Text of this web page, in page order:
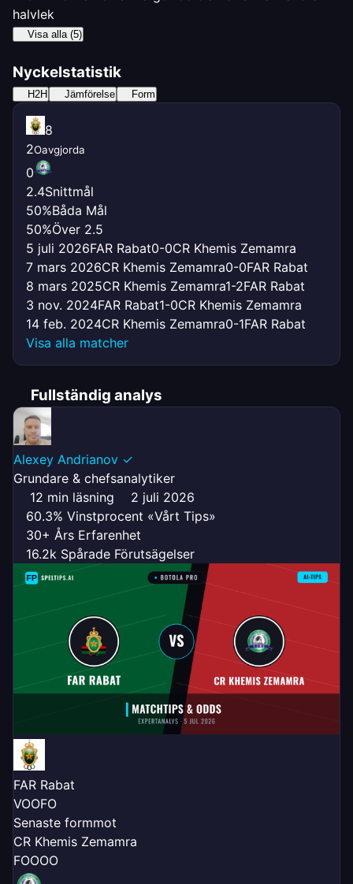
halvlek
Visa alla (5)
Nyckelstatistik
H2H Jämförelse Form
8
2Oavgjorda
0
2.4Snittmål
50%Båda Mål
50%Över 2.5
5 juli 2026FAR Rabat0-0CR Khemis Zemamra
7 mars 2026CR Khemis Zemamra0-0FAR Rabat
8 mars 2025CR Khemis Zemamra1-2FAR Rabat
3 nov. 2024FAR Rabat1-0CR Khemis Zemamra
14 feb. 2024CR Khemis Zemamra0-1FAR Rabat
Visa alla matcher
Fullständig analys
Alexey Andrianov ✓
Grundare & chefsanalytiker
12 min läsning
2 juli 2026
60.3% Vinstprocent «Vårt Tips»
30+ Års Erfarenhet
16.2k Spårade Förutsägelser
FAR Rabat
VOOFO
Senaste formmot
CR Khemis Zemamra
FOOOO